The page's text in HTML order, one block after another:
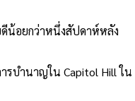
น้อยกว่าหนึ่งสัปดาห์หลัง
รบำนาญใน Capitol Hill ใน